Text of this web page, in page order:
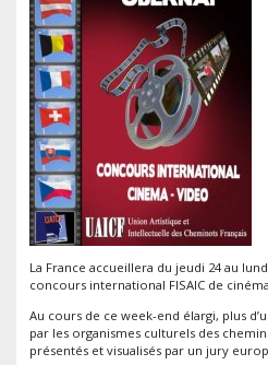
La France accueillera du jeudi 24 au
concours international FISAIC de
Au cours de ce week-end élargi, plus
par les organismes culturels des
présentés et visualisés par un jury